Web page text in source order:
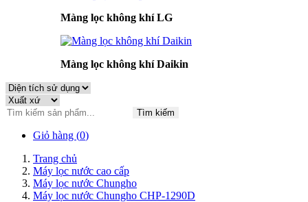
Màng lọc không khí LG
Màng lọc không khí Daikin
Tìm kiếm
Giỏ hàng (0)
Trang chủ
Máy lọc nước cao cấp
Máy lọc nước Chungho
Máy lọc nước Chungho CHP-1290D